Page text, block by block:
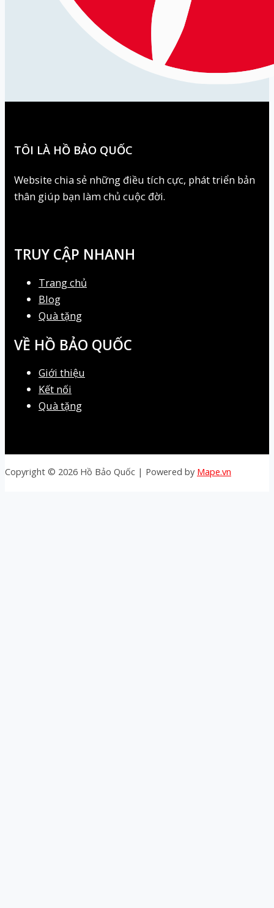
TÔI LÀ HỒ BẢO QUỐC
Website chia sẻ những điều tích cực, phát triển bản
thân giúp bạn làm chủ cuộc đời.
TRUY CẬP NHANH
Trang chủ
Blog
Quà tặng
VỀ HỒ BẢO QUỐC
Giới thiệu
Kết nối
Quà tặng
Copyright © 2026 Hồ Bảo Quốc | Powered by Mape.vn